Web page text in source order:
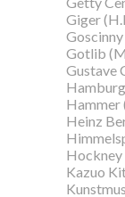
Giger
Goscinny
Gotlib
Gustave
Hammer
Heinz
Hockney
Kazuo